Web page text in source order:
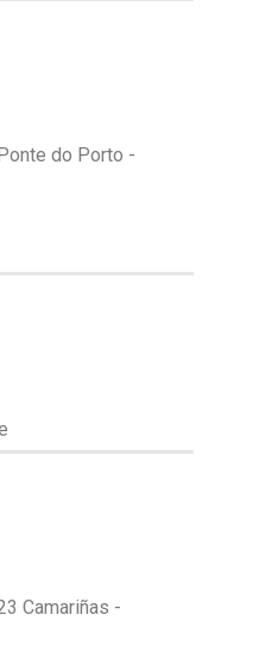
do Porto -
Camariñas -